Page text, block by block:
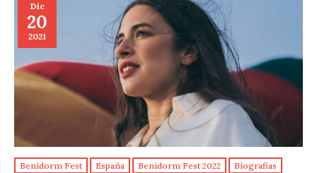
Dic
20
2021
Benidorm Fest España Benidorm Fest 2022 Biografias